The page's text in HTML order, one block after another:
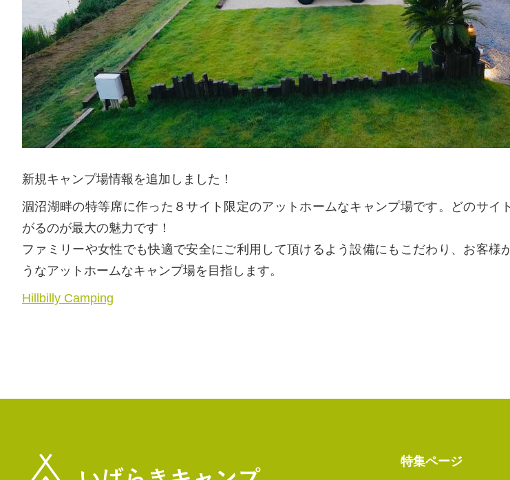
新規キャンプ場情報を追加しました！
涸沼湖畔の特等席に作った８サイト限定のアットホームなキャンプ場です。どのサイ
がるのが最大の魅力です！
ファミリーや女性でも快適で安全にご利用して頂けるよう設備にもこだわり、お客様
うなアットホームなキャンプ場を目指します。
Hillbilly Camping
特集ページ